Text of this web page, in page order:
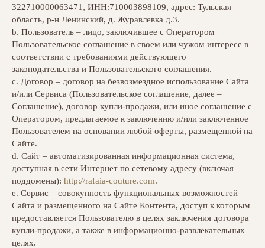
322710000063471, ИНН:710003898109, адрес: Тульская
область, р-н Ленинский, д. Журавлевка д.3.
b. Пользователь – лицо, заключившее с Оператором
Пользовательское соглашение в своем или чужом интересе в
соответствии с требованиями действующего
законодательства и Пользовательского соглашения.
c. Договор – договор на безвозмездное использование Сайта
и/или Сервиса (Пользовательское соглашение, далее –
Соглашение), договор купли-продажи, или иное соглашение с
Оператором, предлагаемое к заключению и/или заключенное
Пользователем на основании любой оферты, размещенной на
Сайте.
d. Сайт – автоматизированная информационная система,
доступная в сети Интернет по сетевому адресу (включая
поддомены): http://rafaia-couture.com.
e. Сервис – совокупность функциональных возможностей
Сайта и размещенного на Сайте Контента, доступ к которым
предоставляется Пользователю в целях заключения договора
купли-продажи, а также в информационно-развлекательных
целях.